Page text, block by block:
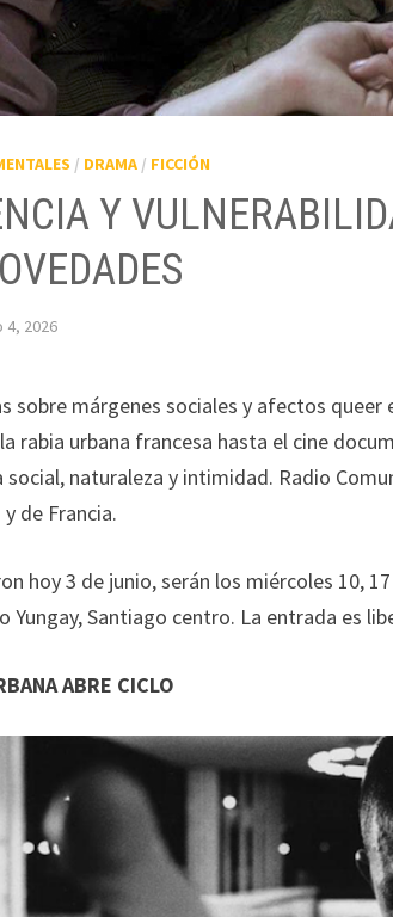
/ DRAMA / FICCIÓN
Y
4, 2026
sobre márgenes sociales y afectos
rabia urbana francesa hasta el cine
naturaleza y intimidad. Radio
de Francia.
hoy 3 de junio, serán los miércoles 10,
Yungay, Santiago centro. La entrada es
ABRE CICLO